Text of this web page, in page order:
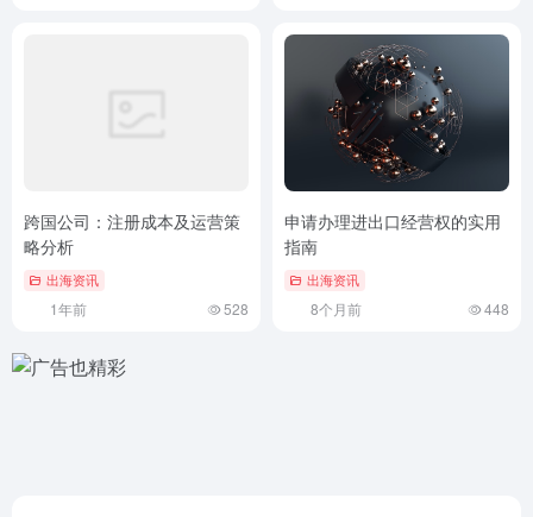
跨国公司：注册成本及运营策
略分析
出海资讯
1年前 528
申请办理进出口经营权的实用
指南
出海资讯
8个月前 448